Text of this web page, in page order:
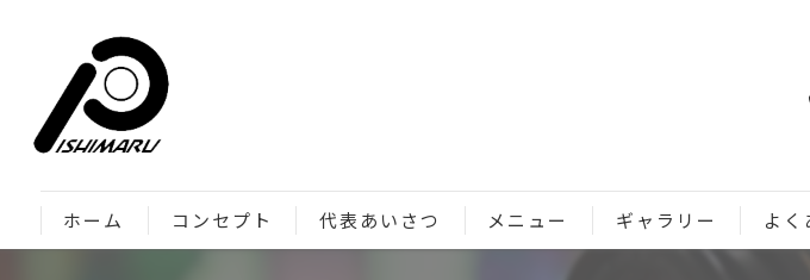
ホーム コンセプト 代表あいさつ メニュー ギャラリー よく